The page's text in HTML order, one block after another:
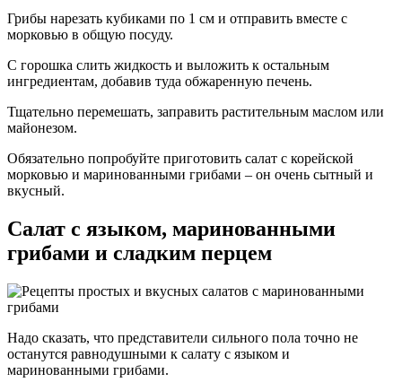
Грибы нарезать кубиками по 1 см и отправить вместе с
морковью в общую посуду.
С горошка слить жидкость и выложить к остальным
ингредиентам, добавив туда обжаренную печень.
Тщательно перемешать, заправить растительным маслом или
майонезом.
Обязательно попробуйте приготовить салат с корейской
морковью и маринованными грибами – он очень сытный и
вкусный.
Салат с языком, маринованными
грибами и сладким перцем
Надо сказать, что представители сильного пола точно не
останутся равнодушными к салату с языком и
маринованными грибами.